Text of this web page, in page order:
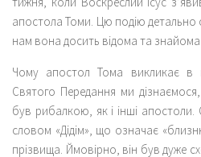
апостола Томи. Цю подію детально
нам вона досить відома та знайома.
Чому апостол Тома викликає в
Святого Передання ми
був рибалкою, як і інші
словом «Дідім», що означає
прізвища. Ймовірно, він був дуже